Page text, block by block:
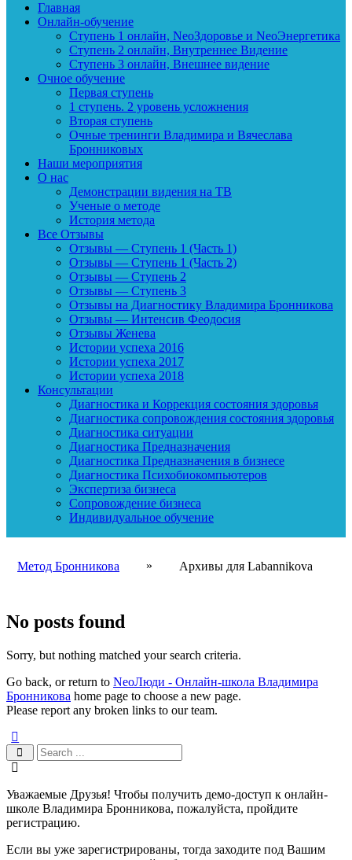
Главная
Онлайн-обучение
Ступень 1 онлайн, NeoЗдоровье и NeoЭнергетика
Ступень 2 онлайн, Внутреннее Видение
Ступень 3 онлайн, Внешнее видение
Очное обучение
Первая ступень
1 ступень. 2 уровень усложнения
Вторая ступень
Очные тренинги Владимира и Вячеслава
Бронниковых
Наши мероприятия
О нас
Демонстрации видения на ТВ
Ученые о методе
История метода
Все Отзывы
Отзывы — Ступень 1 (Часть 1)
Отзывы — Ступень 1 (Часть 2)
Отзывы — Ступень 2
Отзывы — Ступень 3
Отзывы на Диагностику Владимира Бронникова
Отзывы — Интенсив Феодосия
Отзывы Женева
Истории успеха 2016
Истории успеха 2017
Истории успеха 2018
Консультации
Диагностика и Коррекция состояния здоровья
Диагностика сопровождения состояния здоровья
Диагностика ситуации
Диагностика Предназначения
Диагностика Предназначения в бизнесе
Диагностика Психобиокомпьютеров
Экспертиза бизнеса
Сопровождение бизнеса
Индивидуальное обучение
Метод Бронникова » Архивы для Labannikova
No posts found
Sorry, but nothing matched your search criteria.
Go back, or return to NeoЛюди - Онлайн-школа Владимира
Бронникова home page to choose a new page.
Please report any broken links to our team.
Уважаемые Друзья! Чтобы получить демо-доступ к онлайн-
школе Владимира Бронникова, пожалуйста, пройдите
регистрацию.
Если вы уже зарегистрированы, тогда заходите под Вашим